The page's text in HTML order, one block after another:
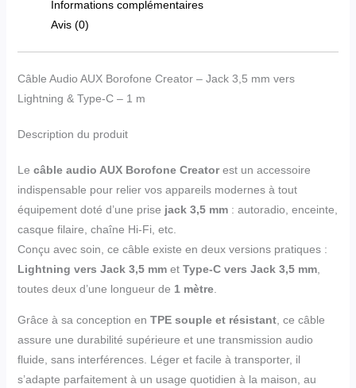
Informations complémentaires
Avis (0)
Câble Audio AUX Borofone Creator – Jack 3,5 mm vers
Lightning & Type-C – 1 m
Description du produit
Le câble audio AUX Borofone Creatorest un accessoire
indispensable pour relier vos appareils modernes à tout
équipement doté d’une prise jack 3,5 mm: autoradio, enceinte,
casque filaire, chaîne Hi-Fi, etc.
Conçu avec soin, ce câble existe en deux versions pratiques :
Lightning vers Jack 3,5 mmet Type-C vers Jack 3,5 mm,
toutes deux d’une longueur de 1 mètre.
Grâce à sa conception en TPE souple et résistant, ce câble
assure une durabilité supérieure et une transmission audio
fluide, sans interférences. Léger et facile à transporter, il
s’adapte parfaitement à un usage quotidien à la maison, au